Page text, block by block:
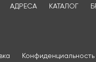
АДРЕСА КАТАЛОГ
Конфиденциальность